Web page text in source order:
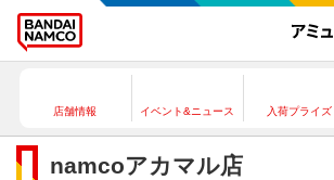
店舗情報 イベント&ニュース 入荷プライズ
namcoアカマル店